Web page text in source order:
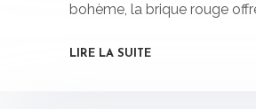
bohème, la brique rouge
LIRE LA SUITE